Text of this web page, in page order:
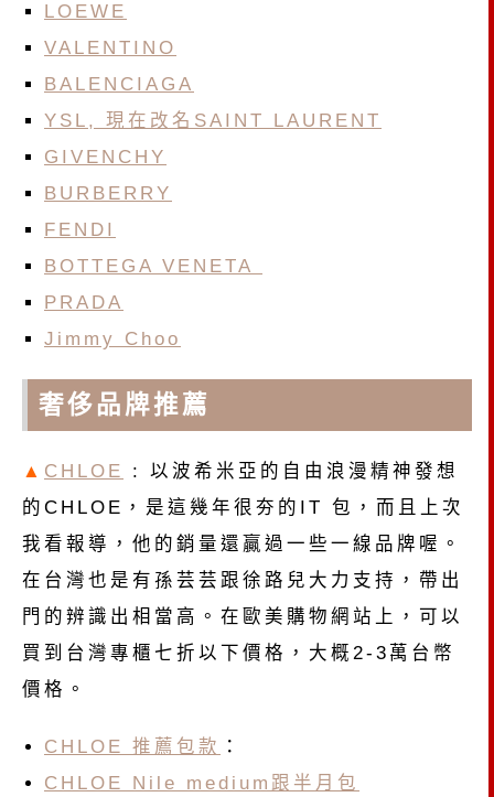
LOEWE
VALENTINO
BALENCIAGA
YSL, 現在改名SAINT LAURENT
GIVENCHY
BURBERRY
FENDI
BOTTEGA VENETA
PRADA
Jimmy Choo
奢侈品牌推薦
▲ CHLOE
: 以波希米亞的自由浪漫精神發想
的CHLOE，是這幾年很夯的IT 包，而且上次
我看報導，他的銷量還贏過一些一線品牌喔。
在台灣也是有孫芸芸跟徐路兒大力支持，帶出
門的辨識出相當高。在歐美購物網站上，可以
買到台灣專櫃七折以下價格，大概2-3萬台幣
價格。
CHLOE 推薦包款
：
CHLOE Nile medium跟半月包